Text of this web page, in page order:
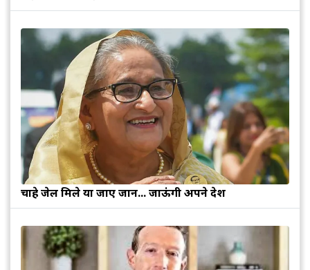
चाहे जेल मिले या जाए जान... जाऊंगी अपने देश